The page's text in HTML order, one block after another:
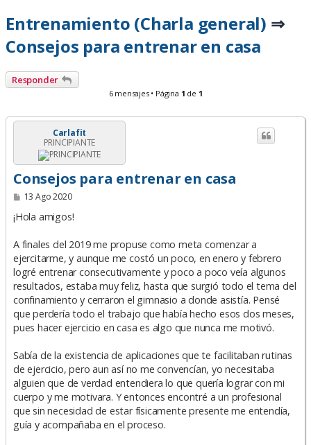
Entrenamiento (Charla general) ⇒
Consejos para entrenar en casa
Responder
6 mensajes • Página 1 de 1
Carlafit
PRINCIPIANTE
Consejos para entrenar en casa
M
n
j
e
13 Ago 2020
¡Hola amigos!
A finales del 2019 me propuse como meta comenzar a
ejercitarme, y aunque me costó un poco, en enero y febrero
logré entrenar consecutivamente y poco a poco veía algunos
resultados, estaba muy feliz, hasta que surgió todo el tema del
confinamiento y cerraron el gimnasio a donde asistía. Pensé
que perdería todo el trabajo que había hecho esos dos meses,
pues hacer ejercicio en casa es algo que nunca me motivó.
Sabía de la existencia de aplicaciones que te facilitaban rutinas
de ejercicio, pero aun así no me convencían, yo necesitaba
alguien que de verdad entendiera lo que quería lograr con mi
cuerpo y me motivara. Y entonces encontré a un profesional
que sin necesidad de estar físicamente presente me entendía,
guía y acompañaba en el proceso.